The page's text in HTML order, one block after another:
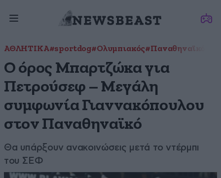
ΑΘΛΗΤΙΚΑ#sportdog#Ολυμπιακός#Παναθηναϊκός
Ο όρος Μπαρτζώκα για
Πετρούσεφ – Μεγάλη
συμφωνία Γιαννακόπουλου
στον Παναθηναϊκό
Θα υπάρξουν ανακοινώσεις μετά το ντέρμπι
του ΣΕΦ